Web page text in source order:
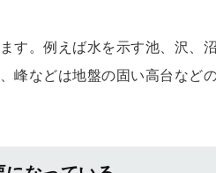
。例えば水を示す池、沢、
峰などは地盤の固い高台など